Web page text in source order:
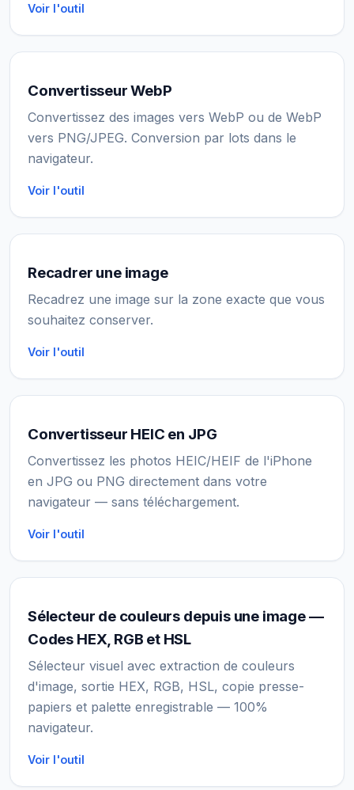
Voir l'outil
Convertisseur WebP
Convertissez des images vers WebP ou de WebP
vers PNG/JPEG. Conversion par lots dans le
navigateur.
Voir l'outil
Recadrer une image
Recadrez une image sur la zone exacte que vous
souhaitez conserver.
Voir l'outil
Convertisseur HEIC en JPG
Convertissez les photos HEIC/HEIF de l'iPhone
en JPG ou PNG directement dans votre
navigateur — sans téléchargement.
Voir l'outil
Sélecteur de couleurs depuis une image —
Codes HEX, RGB et HSL
Sélecteur visuel avec extraction de couleurs
d'image, sortie HEX, RGB, HSL, copie presse-
papiers et palette enregistrable — 100%
navigateur.
Voir l'outil